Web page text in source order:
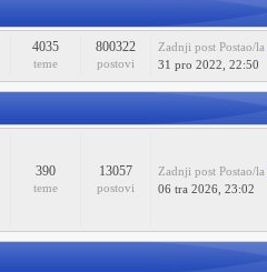
4035
teme
800322
postovi
Zadnji post Postao/la
31 pro 2022, 22:50
390
teme
13057
postovi
Zadnji post Postao/la
06 tra 2026, 23:02